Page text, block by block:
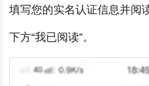
填写您的实名认证信息并阅
下方“我已阅读”。